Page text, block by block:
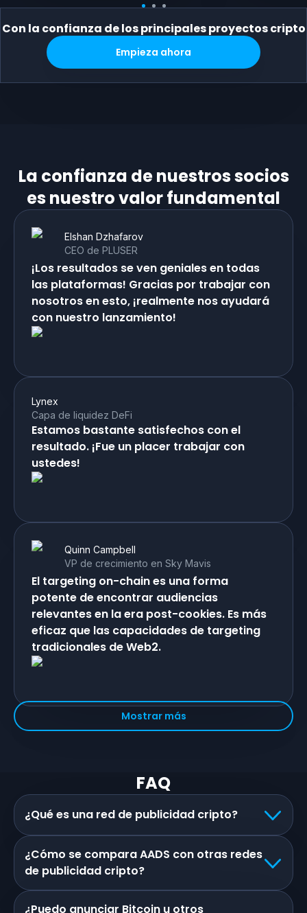
Con la confianza de los principales proyectos cripto
Empieza ahora
La confianza de nuestros socios
es nuestro valor fundamental
¡Los resultados se ven geniales en todas
las plataformas! Gracias por trabajar con
nosotros en esto, ¡realmente nos ayudará
con nuestro lanzamiento!
Elshan Dzhafarov
CEO de PLUSER
Estamos bastante satisfechos con el
resultado. ¡Fue un placer trabajar con
ustedes!
Lynex
Capa de liquidez DeFi
El targeting on-chain es una forma
potente de encontrar audiencias
relevantes en la era post-cookies. Es más
eficaz que las capacidades de targeting
tradicionales de Web2.
Quinn Campbell
VP de crecimiento en Sky Mavis
Mostrar más
FAQ
¿Qué es una red de publicidad cripto?
¿Cómo se compara AADS con otras redes
de publicidad cripto?
¿Puedo anunciar Bitcoin u otros